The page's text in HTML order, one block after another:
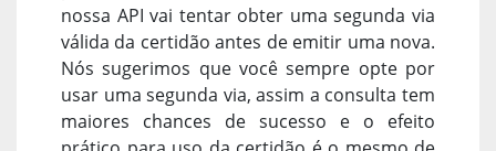
nossa API vai tentar obter uma segunda via
válida da certidão antes de emitir uma nova.
Nós sugerimos que você sempre opte por
usar uma segunda via, assim a consulta tem
maiores chances de sucesso e o efeito